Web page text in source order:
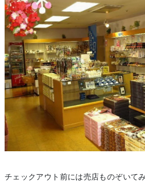
チェックアウト前には売店ものぞいて